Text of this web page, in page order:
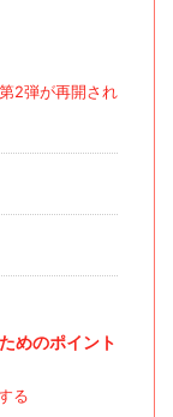
2弾が再開され
めのポイント
る